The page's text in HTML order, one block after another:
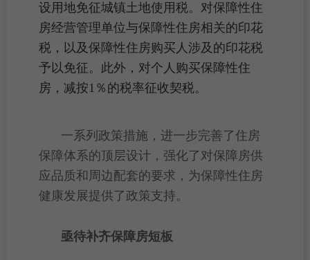
设用地免征城镇土地使用税。对保障性住
房经营管理单位与保障性住房相关的印花
税，以及保障性住房购买人涉及的印花税
予以免征。此外，对个人购买保障性住
房，减按1％的税率征收契税。
一系列政策措施，进一步完善了住房
保障体系的顶层设计，强化了对保障房供
应品质和周边 配套的要求，为保障性住房
健康发展提供了政策支持。
亟待补齐保障房短板